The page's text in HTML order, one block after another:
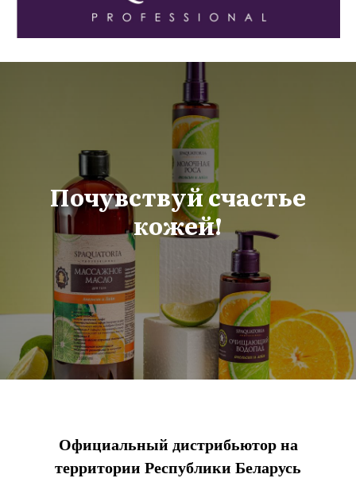
Почувствуй счастье
кожей!
Официальный дистрибьютор на
территории Республики Беларусь